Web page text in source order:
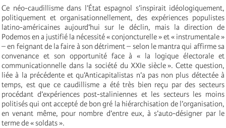
Ce néo-caudillisme dans l’État espagnol s’inspirait idéologiquement,
politiquement et organisationnellement, des expériences populistes
latino-américaines aujourd’hui sur le déclin, mais la direction de
Podemos en a justifié la nécessité « conjoncturelle » et « instrumentale »
– en feignant de la faire à son détriment – selon le mantra qui affirme sa
convenance et son opportunité face à « la logique électorale et
communicationnelle dans la société du XXIe siècle ». Cette question,
liée à la précédente et qu’Anticapitalistas n’a pas non plus détectée à
temps, est que ce caudillisme a été très bien reçu par des secteurs
procédant d’expériences post-staliniennes et les secteurs les moins
politisés qui ont accepté de bon gré la hiérarchisation de l’organisation,
en venant même, pour nombre d’entre eux, à s’auto-désigner par le
terme de « soldats ».